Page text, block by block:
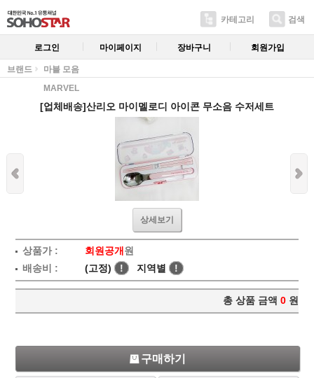
카테고리 검색
로그인 마이페이지 장바구니 회원가입
브랜드
마블 모음
MARVEL
[업체배송]산리오 마이멜로디 아이콘 무소음 수저세트
상세보기
상품가 : 회원공개 원
배송비 :
(고정) ! 지역별 !
총 상품 금액 0 원
구매하기